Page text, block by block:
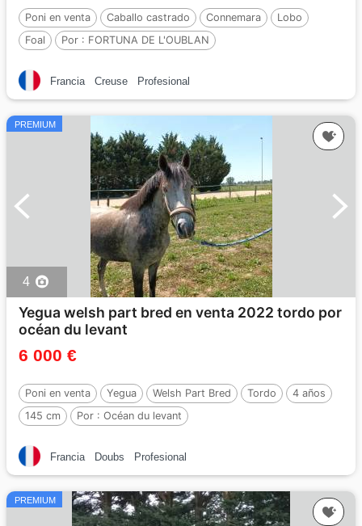
Poni en venta Caballo castrado Connemara
Lobo
Foal
Por : FORTUNA DE L'OUBLAN
Francia Creuse Profesional
PREMIUM
4
Yegua welsh part bred en venta 2022 tordo por
océan du levant
6 000 €
Poni en venta Yegua Welsh Part Bred Tordo
4 años
145 cm
Por : Océan du levant
Francia Doubs Profesional
PREMIUM